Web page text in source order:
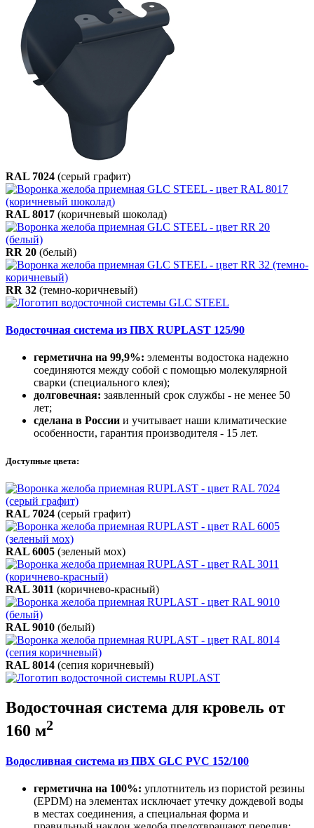
RAL 7024 (серый графит)
RAL 8017 (коричневый шоколад)
RR 20 (белый)
RR 32 (темно-коричневый)
Водосточная система из ПВХ RUPLAST 125/90
герметична на 99,9%: элементы водостока надежно
соединяются между собой с помощью молекулярной
сварки (специального клея);
долговечная: заявленный срок службы - не менее 50
лет;
сделана в России и учитывает наши климатические
особенности, гарантия производителя - 15 лет.
Доступные цвета:
RAL 7024 (серый графит)
RAL 6005 (зеленый мох)
RAL 3011 (коричнево-красный)
RAL 9010 (белый)
RAL 8014 (сепия коричневый)
Водосточная система для кровель от
160 м2
Водосливная система из ПВХ GLC PVC 152/100
герметична на 100%: уплотнитель из пористой резины
(EPDM) на элементах исключает утечку дождевой воды
в местах соединения, а специальная форма и